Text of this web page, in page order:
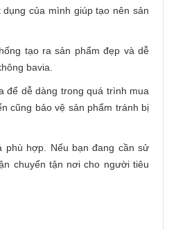
của mình giúp tạo nên sản
tạo ra sản phẩm đẹp và dễ
bavia.
để dễ dàng trong quá trình mua
cũng bảo vệ sản phẩm tránh bị
phù hợp. Nếu bạn đang cần sử
chuyển tận nơi cho người tiêu